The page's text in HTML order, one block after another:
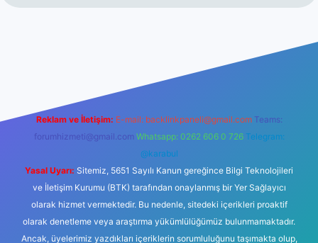
m elexbet
Reklam ve İletişim: E-mail: backlinkpaneli@gmail.com Teams:
forumhizmeti@gmail.com Whatsapp: 0262 606 0 726 Telegram:
@karabul
Yasal Uyarı: Sitemiz, 5651 Sayılı Kanun gereğince Bilgi Teknolojileri
ve İletişim Kurumu (BTK) tarafından onaylanmış bir Yer Sağlayıcı
olarak hizmet vermektedir. Bu nedenle, sitedeki içerikleri proaktif
olarak denetleme veya araştırma yükümlülüğümüz bulunmamaktadır.
Ancak, üyelerimiz yazdıkları içeriklerin sorumluluğunu taşımakta olup,